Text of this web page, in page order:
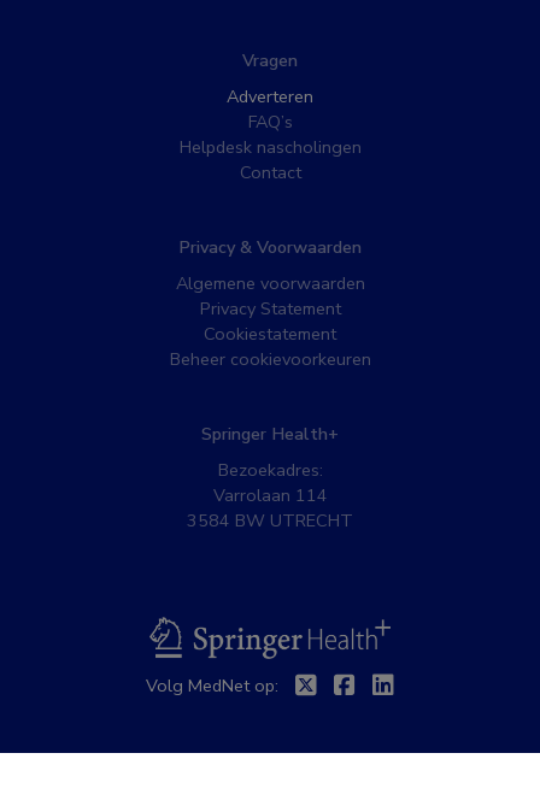
Vragen
Adverteren
FAQ’s
Helpdesk nascholingen
Contact
Privacy & Voorwaarden
Algemene voorwaarden
Privacy Statement
Cookiestatement
Beheer cookievoorkeuren
Springer Health+
Bezoekadres:
Varrolaan 114
3584 BW UTRECHT
BSL
Volg MedNet op: TwitterFacebook
Linkedin